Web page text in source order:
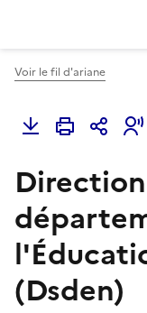
Voir le fil d'ariane
(Dsden)